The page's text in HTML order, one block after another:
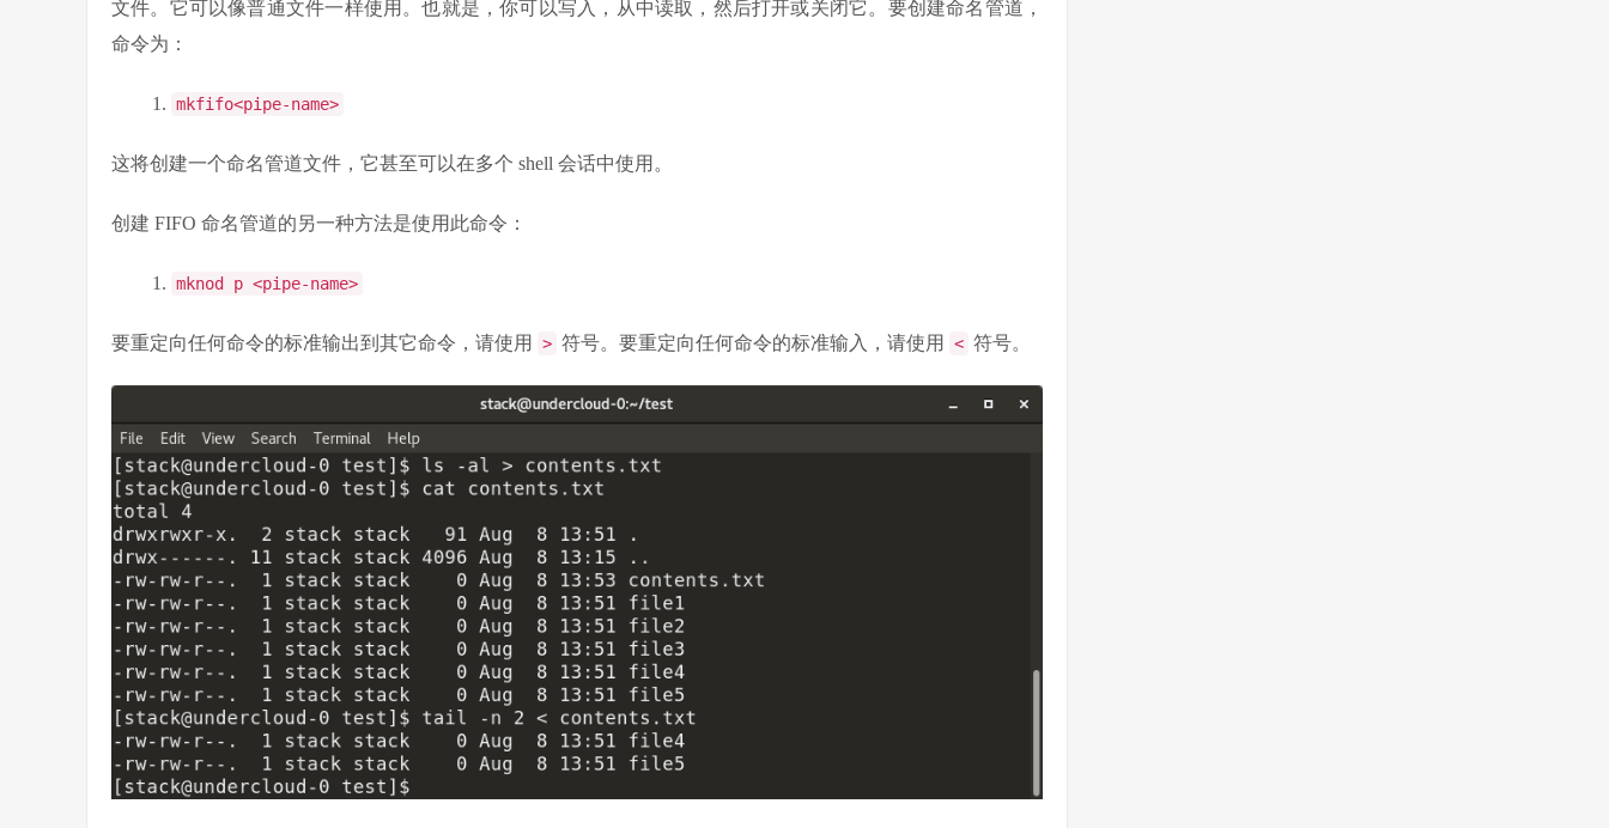
文件。它可以像普通文件一样使用。也就是，你可以写入，从中读取，然后打开或关闭它。要创建命名管道，
命令为：
mkfifo<pipe-name>
这将创建一个命名管道文件，它甚至可以在多个 shell 会话中使用。
创建 FIFO 命名管道的另一种方法是使用此命令：
mknod p <pipe-name>
要重定向任何命令的标准输出到其它命令，请使用 > 符号。要重定向任何命令的标准输入，请使用 < 符号。